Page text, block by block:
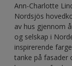
Ann-Charlotte
Nordsjös
av hus gjennom
og selskap i
inspirerende
tanke på fasader